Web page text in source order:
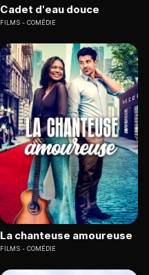
Cadet d'eau douce
FILMS COMÉDIE
La chanteuse amoureuse
FILMS COMÉDIE